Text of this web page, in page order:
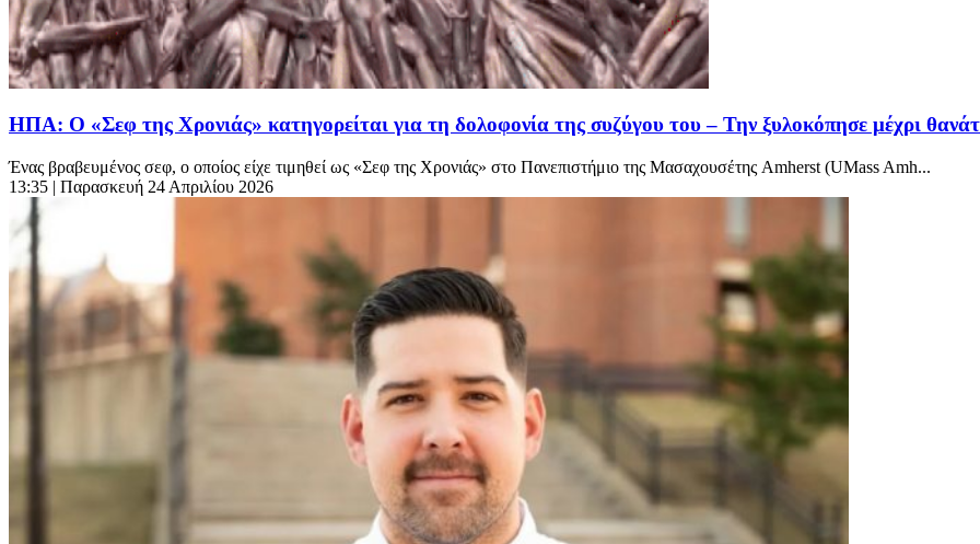
ΗΠΑ: Ο «Σεφ της Χρονιάς» κατηγορείται για τη δολοφονία της συζύγου του – Την ξυλοκόπησε μέχρι
Ένας βραβευμένος σεφ, ο οποίος είχε τιμηθεί ως «Σεφ της Χρονιάς» στο Πανεπιστήμιο της Μασαχουσέτης Amherst (UMass Amh...
13:35 | Παρασκευή 24 Απριλίου 2026